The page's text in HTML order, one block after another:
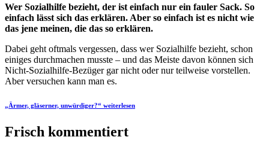
Wer Sozialhilfe bezieht, der ist einfach nur ein fauler Sack. So
einfach lässt sich das erklären. Aber so einfach ist es nicht wie
das jene meinen, die das so erklären.
Dabei geht oftmals vergessen, dass wer Sozialhilfe bezieht, schon
einiges durchmachen musste – und das Meiste davon können sich
Nicht-Sozialhilfe-Bezüger gar nicht oder nur teilweise vorstellen.
Aber versuchen kann man es.
„Ärmer, gläserner, unwürdiger?“ weiterlesen
Frisch kommentiert